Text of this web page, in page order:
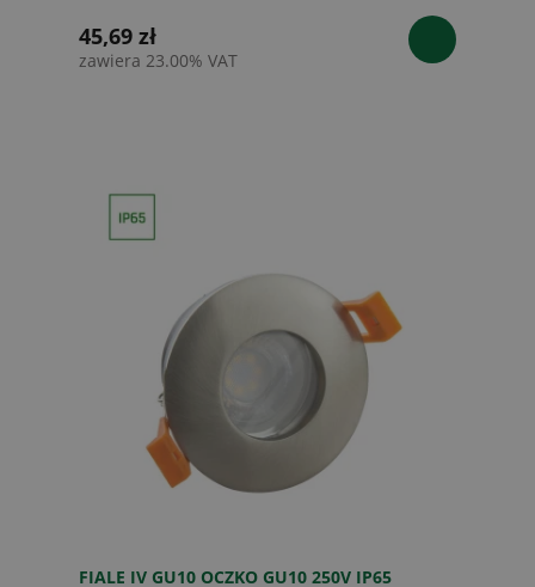
45,69 zł
zawiera 23.00% VAT
FIALE IV GU10 OCZKO GU10 250V IP65